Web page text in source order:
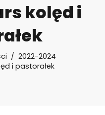
kolęd i
2022-2024
i pastorałek